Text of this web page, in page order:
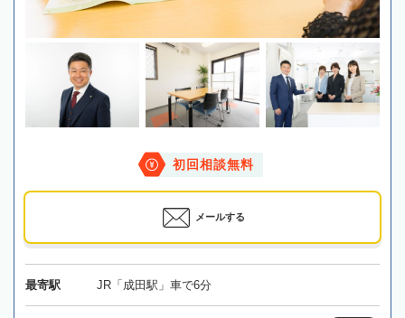
初回相談無料
メールする
最寄駅 JR「成田駅」車で6分